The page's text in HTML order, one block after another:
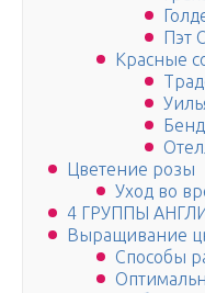
Пэт
Красные
Цветение розы
Уход во
4 ГРУППЫ
Выращивание
Способы